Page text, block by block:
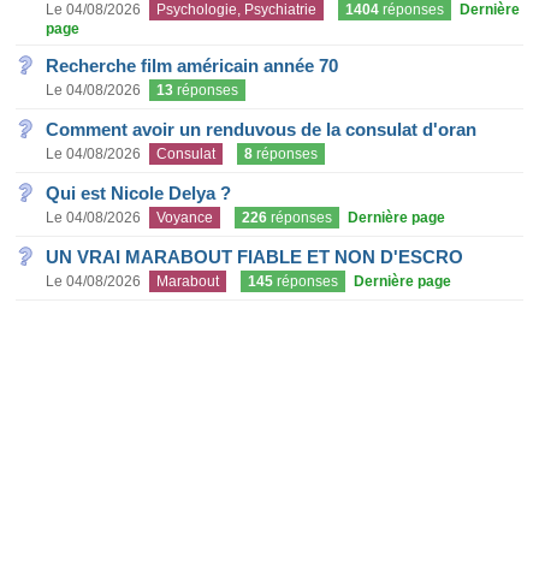
Le 04/08/2026 Psychologie, Psychiatrie 1404 réponses
Dernière
page
Recherche film américain année 70
Le 04/08/2026 13 réponses
Comment avoir un renduvous de la consulat d'oran
Le 04/08/2026 Consulat 8 réponses
Qui est Nicole Delya ?
Le 04/08/2026 Voyance 226 réponses Dernière page
UN VRAI MARABOUT FIABLE ET NON D'ESCRO
Le 04/08/2026 Marabout 145 réponses Dernière page